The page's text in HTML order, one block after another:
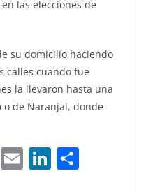
las elecciones de
su domicilio haciendo
calles cuando fue
la llevaron hasta una
de Naranjal, donde
R E Li